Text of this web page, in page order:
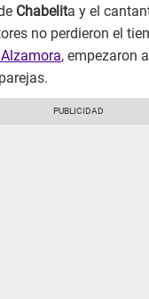
Chabelita y el
no perdieron el
, empezaron